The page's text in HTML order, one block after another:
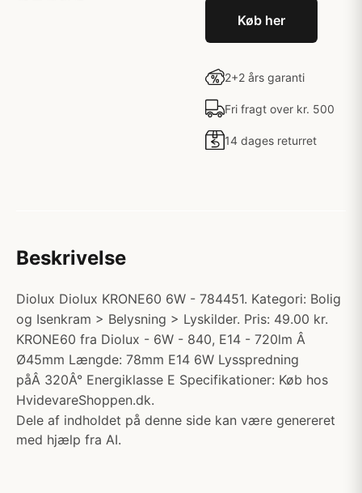
Køb her
2+2 års garanti
Fri fragt over kr. 500
14 dages returret
Beskrivelse
Diolux Diolux KRONE60 6W - 784451. Kategori: Bolig
og Isenkram > Belysning > Lyskilder. Pris: 49.00 kr.
KRONE60 fra Diolux - 6W - 840, E14 - 720lm Â
Ø45mm Længde: 78mm E14 6W Lysspredning
påÂ 320Â° Energiklasse E Specifikationer: Køb hos
HvidevareShoppen.dk.
Dele af indholdet på denne side kan være genereret
med hjælp fra AI.